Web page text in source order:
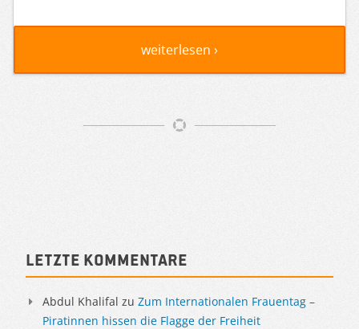
weiterlesen ›
Sidebar
Letzte Kommentare
Abdul Khalifal zu Zum Internationalen Frauentag –
Piratinnen hissen die Flagge der Freiheit